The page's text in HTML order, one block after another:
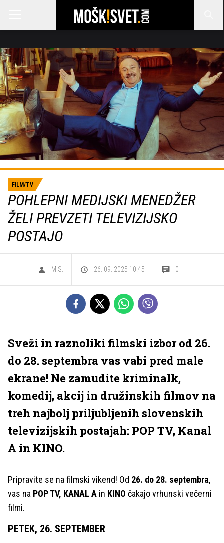
FILM/TV
POHLEPNI MEDIJSKI MENEDŽER
ŽELI PREVZETI TELEVIZIJSKO
POSTAJO
M.S. 26. 09. 2025 10.45 0
Sveži in raznoliki filmski izbor od 26.
do 28. septembra vas vabi pred male
ekrane! Ne zamudite kriminalk,
komedij, akcij in družinskih filmov na
treh najbolj priljubljenih slovenskih
televizijskih postajah: POP TV, Kanal
A in KINO.
Pripravite se na filmski vikend! Od 26. do 28. septembra,
vas na POP TV, KANAL A in KINO čakajo vrhunski večerni
filmi.
PETEK, 26. SEPTEMBER